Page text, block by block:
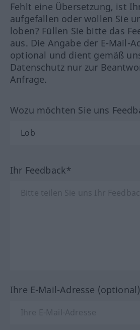
Fehlt eine Übersetzung, ist
aufgefallen oder wollen Sie
loben? Füllen Sie bitte das
aus. Die Angabe der E-Mail-
optional und dient gemäß
Datenschutz nur zur
Anfrage.
Wozu möchten Sie uns
Ihr Feedback*
Ihre E-Mail-Adresse (optional)